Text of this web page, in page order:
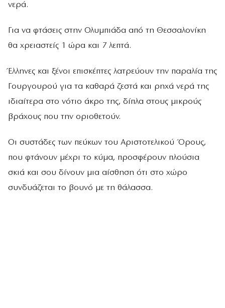
νερά.
Για να φτάσεις στην Ολυμπιάδα από τη Θεσσαλονίκη
θα χρειαστείς 1 ώρα και 7 λεπτά.
Έλληνες και ξένοι επισκέπτες λατρεύουν την παραλία της
Γουργουρού για τα καθαρά ζεστά και ρηχά νερά της
ιδιαίτερα στο νότιο άκρο της, δίπλα στους μικρούς
βράχους που την οριοθετούν.
Οι συστάδες των πεύκων του Αριστοτελικού Όρους,
που φτάνουν μέχρι το κύμα, προσφέρουν πλούσια
σκιά και σου δίνουν μια αίσθηση ότι στο χώρο
συνδυάζεται το βουνό με τη θάλασσα.